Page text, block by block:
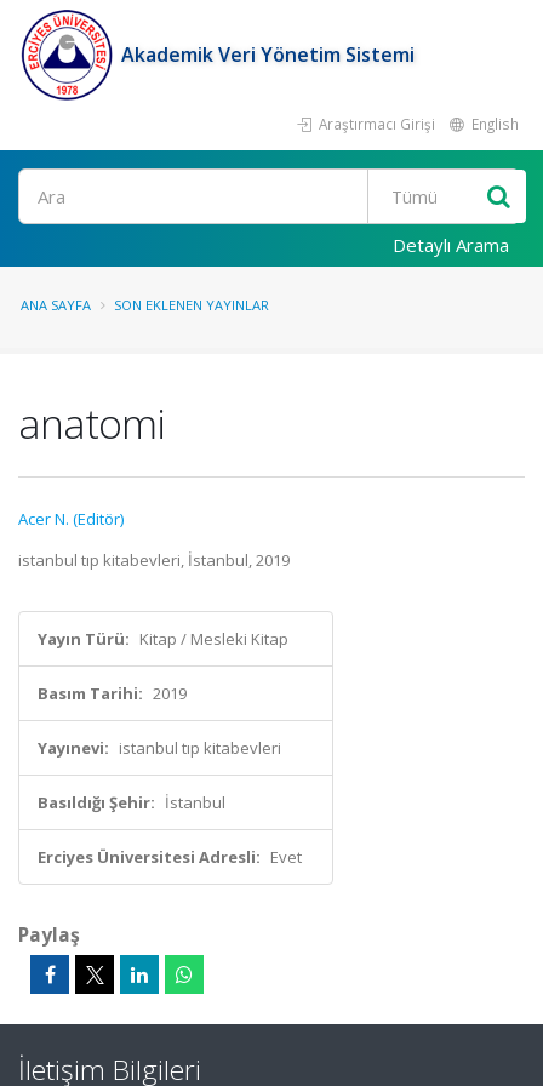
Akademik Veri Yönetim Sistemi
Araştırmacı Girişi English
Ara
Detaylı Arama
ANA SAYFA SON EKLENEN YAYINLAR
anatomi
Acer N. (Editör)
istanbul tıp kitabevleri, İstanbul, 2019
Yayın Türü: Kitap / Mesleki Kitap
Basım Tarihi: 2019
Yayınevi: istanbul tıp kitabevleri
Basıldığı Şehir: İstanbul
Erciyes Üniversitesi Adresli: Evet
Paylaş
İletişim Bilgileri